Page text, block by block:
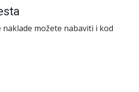
naklade možete nabaviti i kod